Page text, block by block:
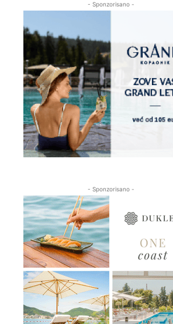
- Sponzorisano -
- Sponzorisano -